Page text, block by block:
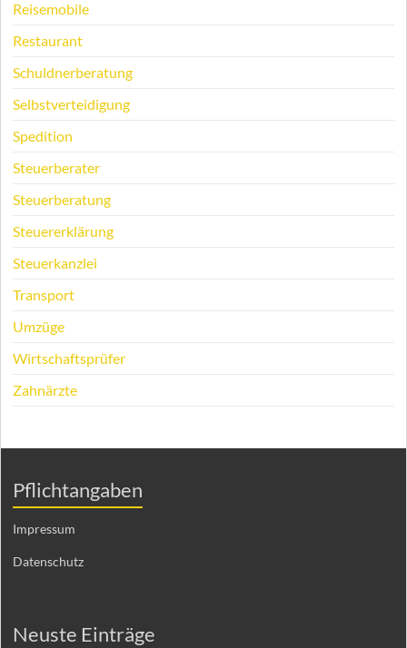
Reisemobile
Restaurant
Schuldnerberatung
Selbstverteidigung
Spedition
Steuerberater
Steuerberatung
Steuererklärung
Steuerkanzlei
Transport
Umzüge
Wirtschaftsprüfer
Zahnärzte
Pflichtangaben
Impressum
Datenschutz
Neuste Einträge